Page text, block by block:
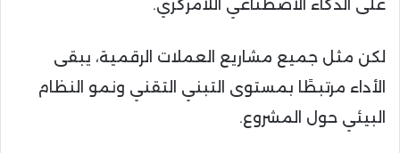
على الذكاء الاصطناعي اللامركزي.
لكن مثل جميع مشاريع العملات الرقمية، يبقى
الأداء مرتبطًا بمستوى التبني التقني ونمو النظام
البيئي حول المشروع.